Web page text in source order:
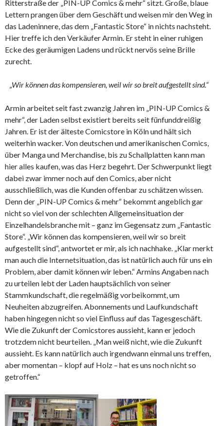
Ritterstraße der „PIN-UP Comics & mehr“ sitzt. Große, blaue
Lettern prangen über dem Geschäft und weisen mir den Weg in
das Ladeninnere, das dem „Fantastic Store“ in nichts nachsteht.
Hier treffe ich den Verkäufer Armin. Er steht in einer ruhigen
Ecke des geräumigen Ladens und rückt nervös seine Brille
zurecht.
„Wir können das kompensieren, weil wir so breit aufgestellt sind.“
Armin arbeitet seit fast zwanzig Jahren im „PIN-UP Comics &
mehr“, der Laden selbst existiert bereits seit fünfunddreißig
Jahren. Er ist der älteste Comicstore in Köln und hält sich
weiterhin wacker. Von deutschen und amerikanischen Comics,
über Manga und Merchandise, bis zu Schallplatten kann man
hier alles kaufen, was das Herz begehrt. Der Schwerpunkt liegt
dabei zwar immer noch auf den Comics, aber nicht
ausschließlich, was die Kunden offenbar zu schätzen wissen.
Denn der „PIN-UP Comics & mehr“ bekommt angeblich gar
nicht so viel von der schlechten Allgemeinsituation der
Einzelhandelsbranche mit – ganz im Gegensatz zum „Fantastic
Store“. „Wir können das kompensieren, weil wir so breit
aufgestellt sind“, antwortet er mir, als ich nachhake. „Klar merkt
man auch die Internetsituation, das ist natürlich auch für uns ein
Problem, aber damit können wir leben.“ Armins Angaben nach
zu urteilen lebt der Laden hauptsächlich von seiner
Stammkundschaft, die regelmäßig vorbeikommt, um
Neuheiten abzugreifen. Abonnements und Laufkundschaft
haben hingegen nicht so viel Einfluss auf das Tagesgeschäft.
Wie die Zukunft der Comicstores aussieht, kann er jedoch
trotzdem nicht beurteilen. „Man weiß nicht, wie die Zukunft
aussieht. Es kann natürlich auch irgendwann einmal uns treffen,
aber momentan – klopf auf Holz – hat es uns noch nicht so
getroffen.“